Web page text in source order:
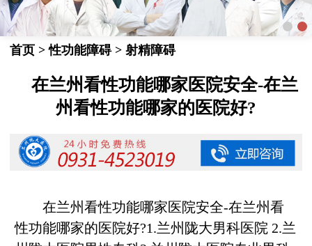
首页 >性功能障碍> 射精障碍
在兰州看性功能哪家医院安全-在兰
州看性功能哪家的医院好?
在兰州看性功能哪家医院安全-在兰州看
性功能哪家的医院好?1.兰州陇大男科医院 2.兰